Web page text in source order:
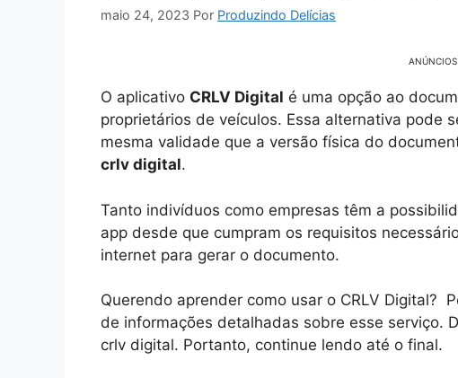
maio 24, 2023 Por Produzindo Delícias
ANÚNCIOS
O aplicativo CRLV Digital é uma opção ao
proprietários de veículos. Essa alternativa pode
mesma validade que a versão física do
crlv digital.
Tanto indivíduos como empresas têm a
app desde que cumpram os requisitos
internet para gerar o documento.
Querendo aprender como usar o CRLV Digital?
de informações detalhadas sobre esse serviço.
crlv digital. Portanto, continue lendo até o final.